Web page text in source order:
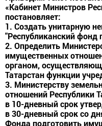
«Кабинет Министров
постановляет:
1. Создать унитарную
"Республиканский
2. Определить
имущественных
органом,
Татарстан функции
3. Министерству
отношений Республики
в 10-дневный срок
в 30-дневный срок со
Фонда подготовить